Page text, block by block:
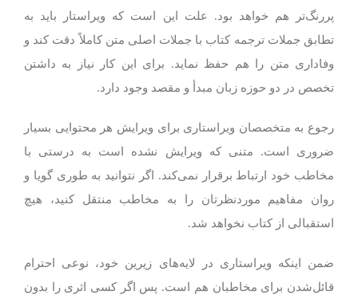
پررنگ‌تر هم خواهد بود. علت این است که ویراستار باید به
تطابق جملات ترجمه کتاب با جملات اصلی متن کاملاً دقت کند و
وفاداری متن را هم حفظ نماید. برای این کار نیاز به داشتن
تخصص در دو حوزه زبان مبدأ و مقصد وجود دارد.
رجوع به متخصصان ویراستاری برای ویرایش هر محتوایی بسیار
ضروری است. متنی که ویرایش نشده است به درستی با
مخاطب خود ارتباط برقرار نمی‌کند. اگر نتوانید به طوری گویا و
روان مفاهیم موردنظرتان را به مخاطب منتقل کنید، هیچ
استقبالی از کتاب نخواهد شد.
ضمن اینکه ویراستاری در لایه‌های زیرین خود، نوعی احترام‌
قائل‌شدن برای مخاطبان هم است. پس اگر کسی اثری را بدون